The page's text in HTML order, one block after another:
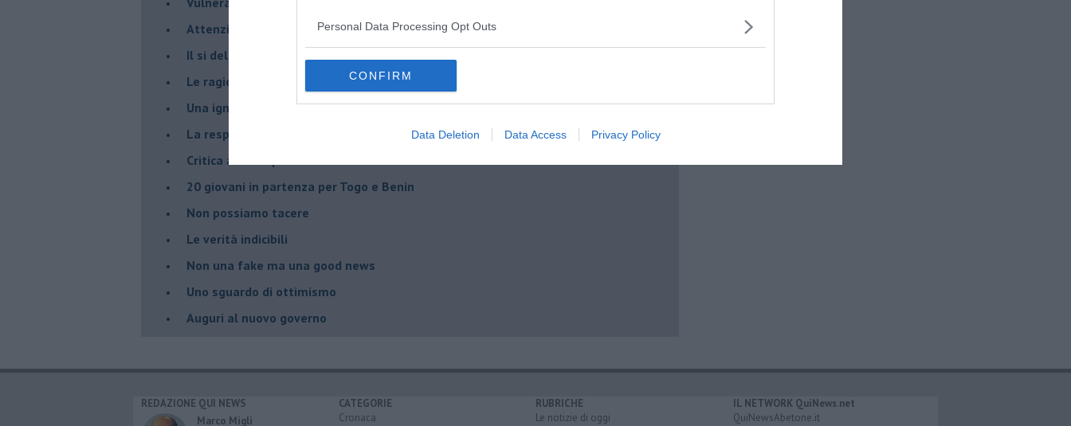
Personal Data Processing Opt Outs
CONFIRM
Data Deletion Data Access Privacy Policy
Attenzione al laicismo
Il si del Papa alle unioni civili per per le coppie omosessuali
Le ragioni della politica
​Una ignobile confessione, per un costume che mi tormenta
La responsabilità politica
Critica alla cooperazione internazionale
20 giovani in partenza per Togo e Benin
​Non possiamo tacere
​Le verità indicibili
Non una fake ma una good news
Uno sguardo di ottimismo
Auguri al nuovo governo
REDAZIONE QUI NEWS
Marco Migli
CATEGORIE
Cronaca
RUBRICHE
Le notizie di oggi
IL NETWORK QuiNews.net
QuiNewsAbetone.it